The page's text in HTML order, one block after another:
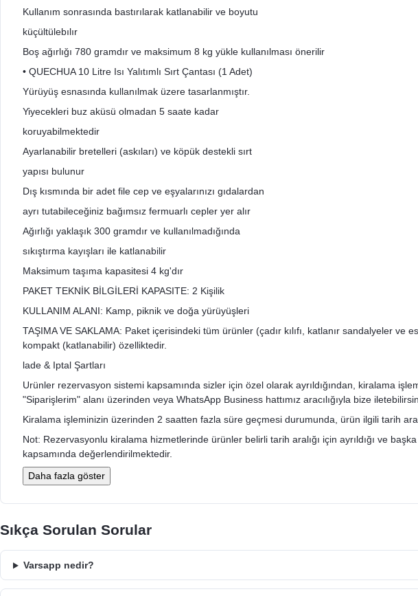
Kullanım sonrasında bastırılarak katlanabilir ve boyutu
küçültülebılır
Boş ağırlığı 780 gramdır ve maksimum 8 kg yükle kullanılması önerilir
• QUECHUA 10 Litre Isı Yalıtımlı Sırt Çantası (1 Adet)
Yürüyüş esnasında kullanılmak üzere tasarlanmıştır.
Yiyecekleri buz aküsü olmadan 5 saate kadar
koruyabilmektedir
Ayarlanabilir bretelleri (askıları) ve köpük destekli sırt
yapısı bulunur
Dış kısmında bir adet file cep ve eşyalarınızı gıdalardan
ayrı tutabileceğiniz bağımsız fermuarlı cepler yer alır
Ağırlığı yaklaşık 300 gramdır ve kullanılmadığında
sıkıştırma kayışları ile katlanabilir
Maksimum taşıma kapasitesi 4 kg'dır
PAKET TEKNİK BİLGİLERİ KAPASITE: 2 Kişilik
KULLANIM ALANI: Kamp, piknik ve doğa yürüyüşleri
TAŞIMA VE SAKLAMA: Paket içerisindeki tüm ürünler (çadır kılıfı, katlanır sandalyeler
kompakt (katlanabilir) özelliktedir.
lade & Iptal Şartları
Urünler rezervasyon sistemi kapsamında sizler için özel olarak ayrıldığından, kiralama
"Siparişlerim" alanı üzerinden veya WhatsApp Business hattımız aracılığıyla bize
Kiralama işleminizin üzerinden 2 saatten fazla süre geçmesi durumunda, ürün ilgili tarih
Not: Rezervasyonlu kiralama hizmetlerinde ürünler belirli tarih aralığı için ayrıldığı ve
kapsamında değerlendirilmektedir.
Daha fazla göster
Sıkça Sorulan Sorular
Varsapp nedir?